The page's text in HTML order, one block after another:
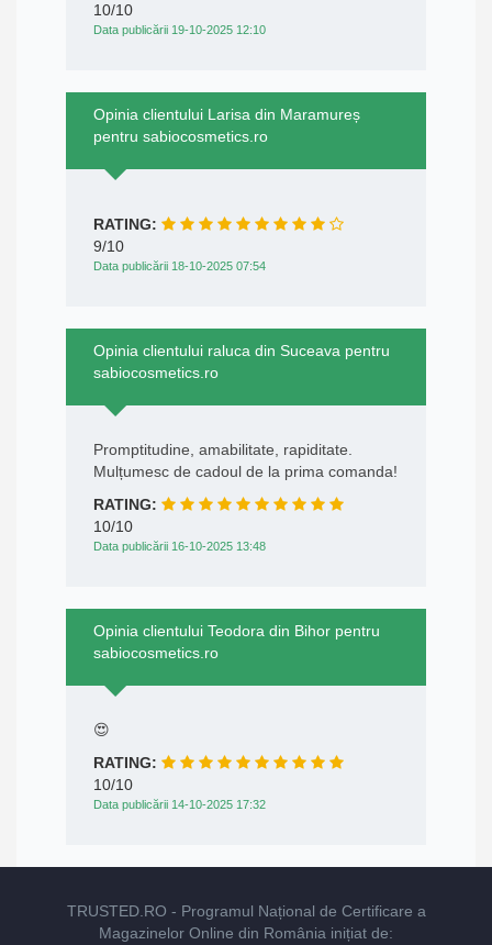
10/10
Data publicării 19-10-2025 12:10
Opinia clientului Larisa din Maramureș
pentru sabiocosmetics.ro
RATING:
9/10
Data publicării 18-10-2025 07:54
Opinia clientului raluca din Suceava pentru
sabiocosmetics.ro
Promptitudine, amabilitate, rapiditate.
Mulțumesc de cadoul de la prima comanda!
RATING:
10/10
Data publicării 16-10-2025 13:48
Opinia clientului Teodora din Bihor pentru
sabiocosmetics.ro
😍
RATING:
10/10
Data publicării 14-10-2025 17:32
TRUSTED.RO - Programul Național de Certificare a
Magazinelor Online din România inițiat de: